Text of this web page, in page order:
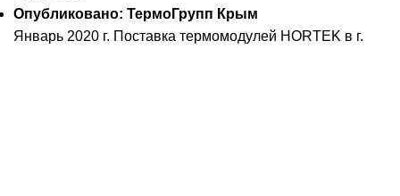
Опубликовано: ТермоГрупп Крым
Январь 2020 г. Поставка термомодулей HORTEK в г.